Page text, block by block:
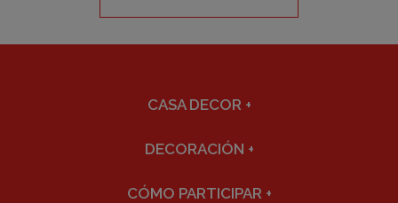
CASA DECOR +
DECORACIÓN +
CÓMO PARTICIPAR +